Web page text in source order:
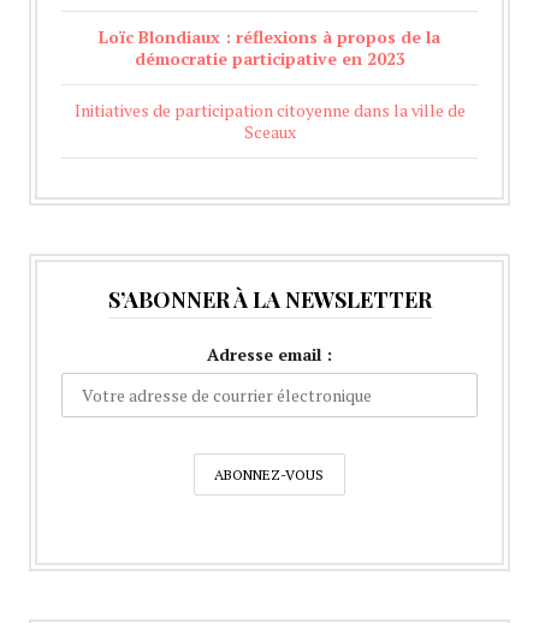
Loïc Blondiaux : réflexions à propos de la
démocratie participative en 2023
Initiatives de participation citoyenne dans la ville de
Sceaux
S’ABONNER À LA NEWSLETTER
Adresse email :